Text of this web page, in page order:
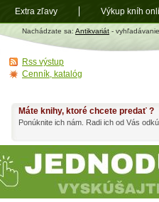
Antikvariát
shop.sk
Nachádzate sa: Antikvariát - vyhľadávanie
Máte knihy, ktoré chcete predať ?
Ponúknite ich nám. Radi ich od Vás
Rss výstup
Cenník, katalóg
Extra zľavy Výkup kníh